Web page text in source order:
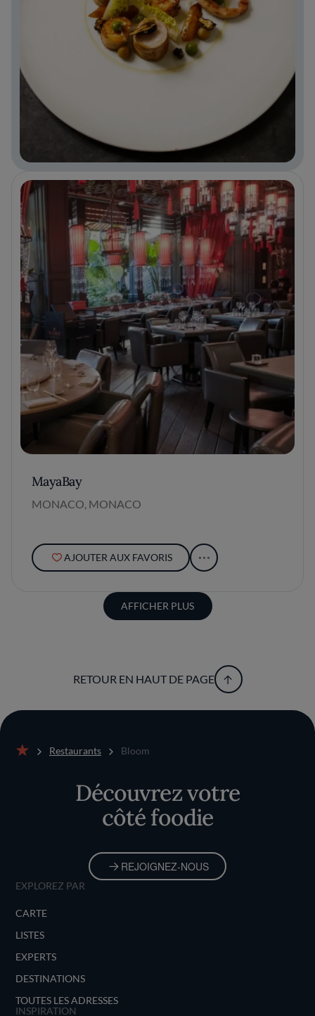
MayaBay
MONACO, MONACO
AJOUTER AUX FAVORIS
AFFICHER PLUS
RETOUR EN HAUT DE PAGE
Restaurants Bloom
Découvrez votre
côté foodie
REJOIGNEZ-NOUS
EXPLOREZ PAR
CARTE
LISTES
EXPERTS
DESTINATIONS
TOUTES LES ADRESSES
INSPIRATION